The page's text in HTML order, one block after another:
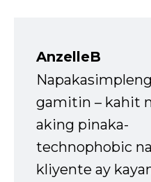
AnzelleB
Napakasimpleng
gamitin – kahit
aking pinaka-
technophobic
kliyente ay